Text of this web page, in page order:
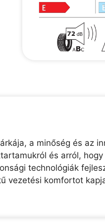
a minőség és az
és arról,
technológiák
vezetési komfortot